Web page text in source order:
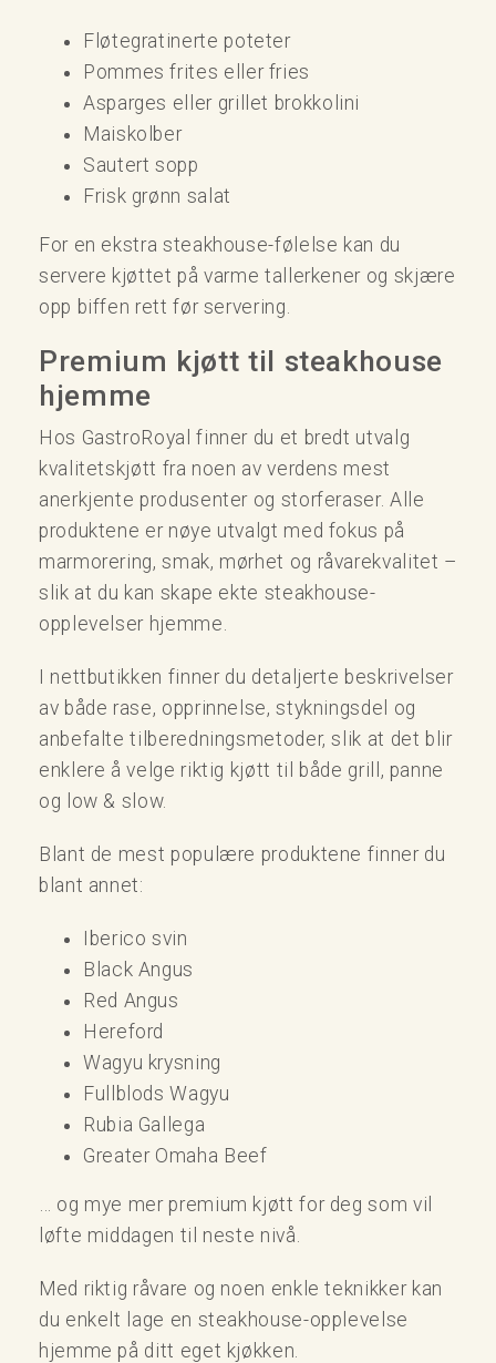
Fløtegratinerte poteter
Pommes frites eller fries
Asparges eller grillet brokkolini
Maiskolber
Sautert sopp
Frisk grønn salat
For en ekstra steakhouse-følelse kan du
servere kjøttet på varme tallerkener og skjære
opp biffen rett før servering.
Premium kjøtt til steakhouse
hjemme
Hos GastroRoyal finner du et bredt utvalg
kvalitetskjøtt fra noen av verdens mest
anerkjente produsenter og storferaser. Alle
produktene er nøye utvalgt med fokus på
marmorering, smak, mørhet og råvarekvalitet –
slik at du kan skape ekte steakhouse-
opplevelser hjemme.
I nettbutikken finner du detaljerte beskrivelser
av både rase, opprinnelse, stykningsdel og
anbefalte tilberedningsmetoder, slik at det blir
enklere å velge riktig kjøtt til både grill, panne
og low & slow.
Blant de mest populære produktene finner du
blant annet:
Iberico svin
Black Angus
Red Angus
Hereford
Wagyu krysning
Fullblods Wagyu
Rubia Gallega
Greater Omaha Beef
… og mye mer premium kjøtt for deg som vil
løfte middagen til neste nivå.
Med riktig råvare og noen enkle teknikker kan
du enkelt lage en steakhouse-opplevelse
hjemme på ditt eget kjøkken.